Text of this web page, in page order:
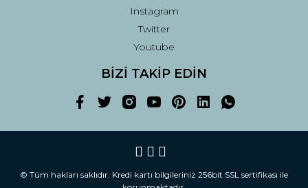
Instagram
Twitter
Youtube
BİZİ TAKİP EDİN
© Tüm hakları saklıdır. Kredi kartı bilgileriniz 256bit SSL sertifikası ile